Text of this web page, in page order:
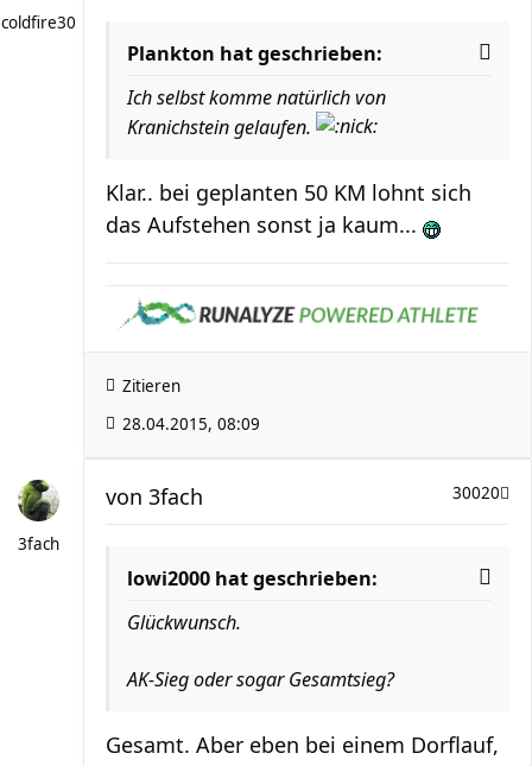
coldfire30
Plankton hat geschrieben:
Ich selbst komme natürlich von
Kranichstein gelaufen.
Klar.. bei geplanten 50 KM lohnt sich
das Aufstehen sonst ja kaum...
Zitieren
28.04.2015, 08:09
3fach
30020
von 3fach
lowi2000 hat geschrieben:
Glückwunsch.
AK-Sieg oder sogar Gesamtsieg?
Gesamt. Aber eben bei einem Dorflauf,